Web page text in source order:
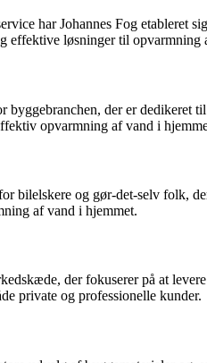
har Johannes Fog etableret
effektive løsninger til opvarmning
byggebranchen, der er dedikeret
opvarmning af vand i
bilelskere og gør-det-selv folk,
af vand i hjemmet.
der fokuserer på at
private og professionelle kunder.